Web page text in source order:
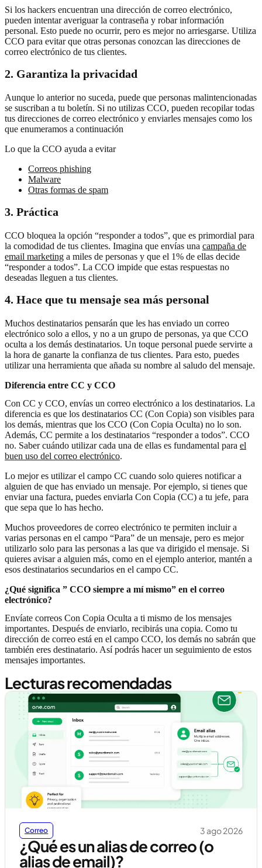
Si los hackers encuentran una dirección de correo electrónico,
pueden intentar averiguar la contraseña y robar información
personal. Esto puede no ocurrir, pero es mejor no arriesgarse. Utiliza
CCO para evitar que otras personas conozcan las direcciones de
correo electrónico de tus clientes.
2. Garantiza la privacidad
Aunque lo anterior no suceda, puede que personas malintencionadas
se suscriban a tu boletín. Si no utilizas CCO, pueden recopilar todas
tus direcciones de correo electrónico y enviarles mensajes como los
que enumeramos a continuación
Lo que la CCO ayuda a evitar
Correos phishing
Malware
Otras formas de spam
3. Práctica
CCO bloquea la opción “responder a todos”, que es primordial para
la comodidad de tus clientes. Imagina que envías una campaña de
email marketing a miles de personas y que el 1% de ellas decide
“responder a todos”. La CCO impide que estas respuestas no
deseadas lleguen a tus clientes.
4. Hace que tu mensaje sea más personal
Muchos destinatarios pensarán que les has enviado un correo
electrónico solo a ellos, y no a un grupo de personas, ya que CCO
oculta a los demás destinatarios. Un toque personal puede servirte a
la hora de ganarte la confianza de tus clientes. Para esto, puedes
utilizar una herramienta que añada su nombre al saludo del mensaje.
Diferencia entre CC y CCO
Con CC y CCO, envías un correo electrónico a los destinatarios. La
diferencia es que los destinatarios CC (Con Copia) son visibles para
los demás, mientras que los CCO (Con Copia Oculta) no lo son.
Además, CC permite a los destinatarios “responder a todos”. CCO
no. Saber cuándo utilizar cada una de ellas es fundamental para el
buen uso del correo electrónico.
Lo mejor es utilizar el campo CC cuando solo quieres notificar a
alguien de que has enviado un mensaje. Por ejemplo, si tienes que
enviar una factura, puedes enviarla Con Copia (CC) a tu jefe, para
que sepa que lo has hecho.
Muchos proveedores de correo electrónico te permiten incluir a
varias personas en el campo “Para” de un mensaje, pero es mejor
utilizarlo solo para las personas a las que va dirigido el mensaje. Si
quieres avisar a alguien más, como en el ejemplo anterior, mantén a
esos destinatarios secundarios en el campo CC.
¿Qué significa ” CCO siempre a mí mismo” en el correo
electrónico?
Envíate correos Con Copia Oculta a ti mismo de los mensajes
importantes. Después de enviarlo, recibirás una copia. Como tu
dirección de correo está en el campo CCO, los demás no sabrán que
también eres destinatario. Así podrás hacer un seguimiento de estos
mensajes importantes.
Lecturas recomendadas
Correo 3 ago 2026
¿Qué es un alias de correo (o
alias de email)?